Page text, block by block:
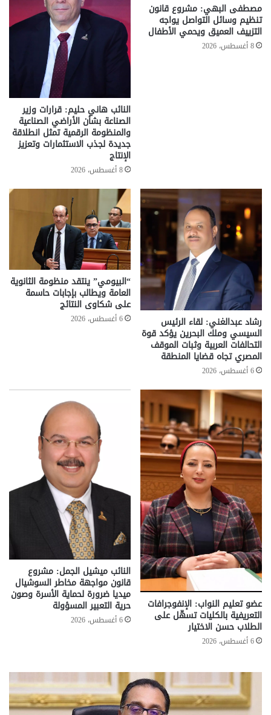
مصطفى البهي: مشروع قانون
تنظيم وسائل التواصل يواجه
التزييف العميق ويحمي الأطفال
8 أغسطس، 2026
النائب هاني حليم: قرارات وزير
الصناعة بشأن الأراضي الصناعية
والمنظومة الرقمية تمثل انطلاقة
جديدة لجذب الاستثمارات وتعزيز
الإنتاج
8 أغسطس، 2026
رشاد عبدالغني: لقاء الرئيس
السيسي وملك البحرين يؤكد قوة
التحالفات العربية وثبات الموقف
المصري تجاه قضايا المنطقة
6 أغسطس، 2026
“البيومي” ينتقد منظومة الثانوية
العامة ويطالب بإجابات حاسمة
على شكاوى النتائج
6 أغسطس، 2026
عضو تعليم النواب: الإنفوجرافات
التعريفية بالكليات تسهّل على
الطلاب حسن الاختيار
6 أغسطس، 2026
النائب ميشيل الجمل: مشروع
قانون مواجهة مخاطر السوشيال
ميديا ضرورة لحماية الأسرة وصون
حرية التعبير المسؤولة
6 أغسطس، 2026
تحركات
حكومية
لحسم
..